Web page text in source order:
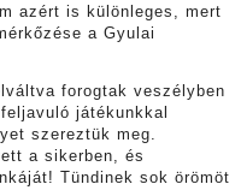
azért is különleges, mert
a Gyulai
forogtak veszélyben
játékunkkal
szereztük meg.
a sikerben, és
Tündinek sok örömöt